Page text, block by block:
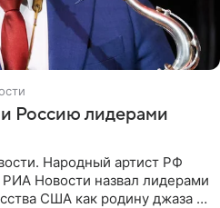
Россию лидерами
Народный артист РФ
Новости назвал лидерами
США как родину джаза и